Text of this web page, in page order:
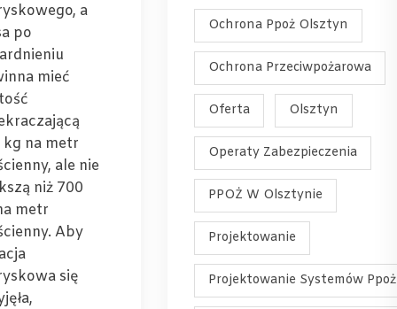
a
po
mieć
kg na metr
ale nie
niż 700
metr
Aby
się
Ochrona Ppoż Olsztyn
Ochrona Przeciwpożarowa
Oferta Olsztyn
Operaty Zabezpieczenia
PPOŻ W Olsztynie
Projektowanie
Projektowanie Systemów Ppoż